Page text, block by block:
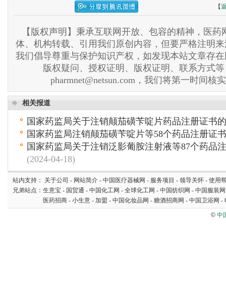
【
【版权声明】秉承互联网开放、包容的精神，医药
体、机构转载、引用我们原创内容，但要严格注明
我们倡导尊重与保护知识产权，如发现本站文章存
版权疑问、授权证明、版权证明、联系方式
pharmnet@netsun.com，我们将第一时间核
相关报道
国家药监局关于注销颠茄磺苄啶片药品注册证书
国家药监局注销颠茄磺苄啶片等58个药品注册证书
国家药监局关于注销泛影葡胺注射液等87个药品
(2024-04-18)
站内支持： 关于公司 - 网站简介 - 中国医疗器械网 - 服务项目 - 领导关怀 - 使用
兄弟站点： 生意宝 - 国贸通 - 中国化工网 - 全球化工网 - 中国纺织网 - 中国服装网
医药招商 - 小生意 - 加盟 - 中国化妆品网 - 糖酒招商网 - 中国卫浴网 -
© 中